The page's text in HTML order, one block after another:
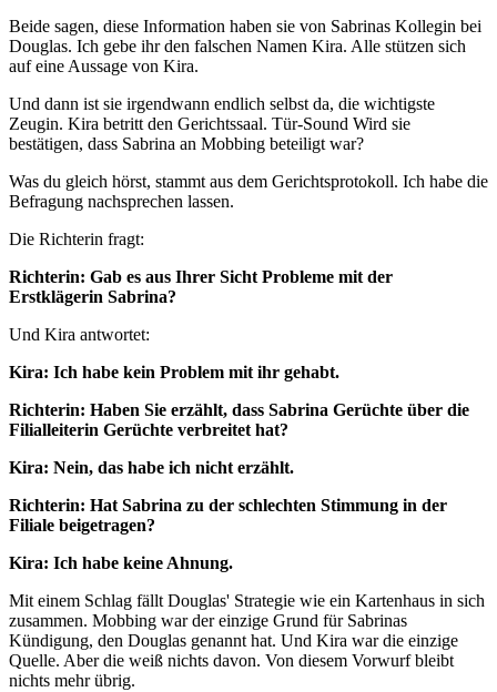
Beide sagen, diese Information haben sie von Sabrinas Kollegin bei
Douglas. Ich gebe ihr den falschen Namen Kira. Alle stützen sich
auf eine Aussage von Kira.
Und dann ist sie irgendwann endlich selbst da, die wichtigste
Zeugin. Kira betritt den Gerichtssaal. Tür-Sound Wird sie
bestätigen, dass Sabrina an Mobbing beteiligt war?
Was du gleich hörst, stammt aus dem Gerichtsprotokoll. Ich habe die
Befragung nachsprechen lassen.
Die Richterin fragt:
Richterin: Gab es aus Ihrer Sicht Probleme mit der
Erstklägerin Sabrina?
Und Kira antwortet:
Kira: Ich habe kein Problem mit ihr gehabt.
Richterin: Haben Sie erzählt, dass Sabrina Gerüchte über die
Filialleiterin Gerüchte verbreitet hat?
Kira: Nein, das habe ich nicht erzählt.
Richterin: Hat Sabrina zu der schlechten Stimmung in der
Filiale beigetragen?
Kira: Ich habe keine Ahnung.
Mit einem Schlag fällt Douglas' Strategie wie ein Kartenhaus in sich
zusammen. Mobbing war der einzige Grund für Sabrinas
Kündigung, den Douglas genannt hat. Und Kira war die einzige
Quelle. Aber die weiß nichts davon. Von diesem Vorwurf bleibt
nichts mehr übrig.